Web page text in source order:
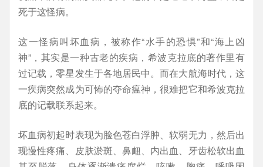
死于这怪病。
这一怪病叫坏血病，被称作“水手的恐惧”和“海上凶
神”，其实是一种古老的疾病，希波克拉底的著作里有
过记载，零星发生于各地居民中。而在大航海时代，这
一疾病突然成为可怖的夺命瘟神，很难把它和希波克拉
底的记载联系起来。
坏血病初起时表现为脸色苍白浮肿、软弱无力，然后出
现慢性疼痛、皮肤淤斑、鼻衄、内出血、牙齿松软出血